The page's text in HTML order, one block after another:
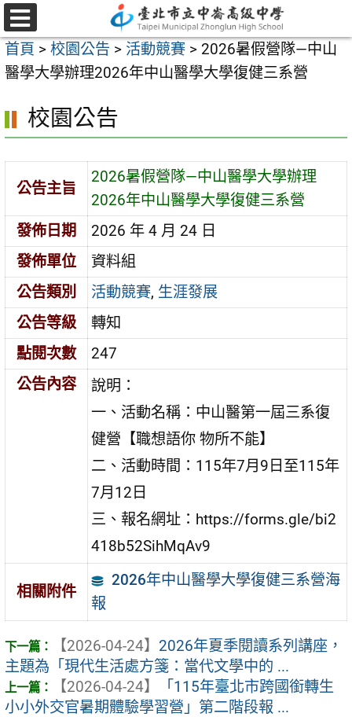
跳
至
主
要
容
選
單
首頁 > 校園公告 > 活動競賽 > 2026暑假營隊—中山
醫學大學辦理2026年中山醫學大學復健三系營
校園公告
公告主旨
2026暑假營隊—中山醫學大學辦理
2026年中山醫學大學復健三系營
發佈日期
2026 年 4 月 24 日
發佈單位
資料組
公告類別
活動競賽, 生涯發展
公告等級
轉知
點閱次數
247
公告內容
說明：
一、活動名稱：中山醫第一屆三系復
健營【職想語你 物所不能】
二、活動時間：115年7月9日至115年
7月12日
三、報名網址：https://forms.gle/bi2
418b52SihMqAv9
相關附件
2026年中山醫學大學復健三系營海
報
【2026-04-24】 2026年夏季閱讀系列講座，
主題為「現代生活處方箋：當代文學中的 ...
【2026-04-24】
「115年臺北市跨國銜轉生
小小外交官暑期體驗學習營」第二階段報 ...